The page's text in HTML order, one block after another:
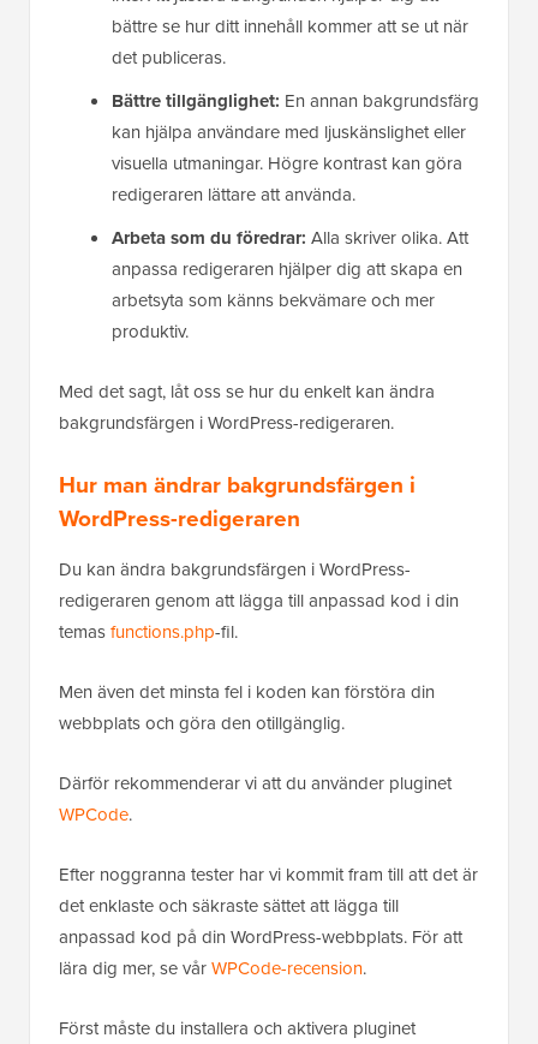
bättre se hur ditt innehåll kommer att se ut när
det publiceras.
Bättre tillgänglighet: En annan bakgrundsfärg
kan hjälpa användare med ljuskänslighet eller
visuella utmaningar. Högre kontrast kan göra
redigeraren lättare att använda.
Arbeta som du föredrar: Alla skriver olika. Att
anpassa redigeraren hjälper dig att skapa en
arbetsyta som känns bekvämare och mer
produktiv.
Med det sagt, låt oss se hur du enkelt kan ändra
bakgrundsfärgen i WordPress-redigeraren.
Hur man ändrar bakgrundsfärgen i
WordPress-redigeraren
Du kan ändra bakgrundsfärgen i WordPress-
redigeraren genom att lägga till anpassad kod i din
temasfunctions.php-fil.
Men även det minsta fel i koden kan förstöra din
webbplats och göra den otillgänglig.
Därför rekommenderar vi att du använder pluginet
WPCode.
Efter noggranna tester har vi kommit fram till att det är
det enklaste och säkraste sättet att lägga till
anpassad kod på din WordPress-webbplats. För att
lära dig mer, se vårWPCode-recension.
Först måste du installera och aktivera pluginet